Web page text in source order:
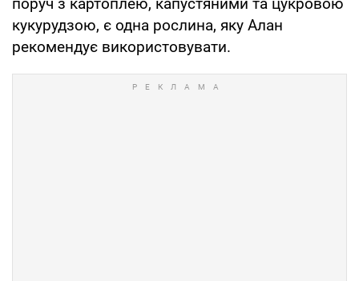
кукурудзою, є одна рослина, яку Алан
рекомендує використовувати.